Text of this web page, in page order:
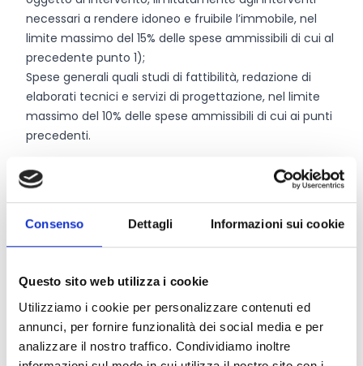
Consenso Dettagli Informazioni sui cookie
Questo sito web utilizza i cookie
Utilizziamo i cookie per personalizzare contenuti ed
annunci, per fornire funzionalità dei social media e per
analizzare il nostro traffico. Condividiamo inoltre
necessari a rendere idoneo e fruibile l’immobile, nel
limite massimo del 15% delle spese ammissibili di cui al
precedente punto 1);
Spese generali quali studi di fattibilità, redazione di
elaborati tecnici e servizi di progettazione, nel limite
massimo del 10% delle spese ammissibili di cui ai punti
precedenti.
Chi può partecipare
Beneficiari della misura sono i Comuni(singoli ed
associati) appartenenti al territorio del G.A.L. Valli
Casteldelci, Coriano, Gemmano, Maiolo, Novafeltria,
Pennabilli, San Clemente, San Leo, Sant’Agata Feltria,
Saludecio, Montegridolfo, Montefiore Conca, Morciano
di Romagna, Montescudo-Montecolombo, Mondaino,